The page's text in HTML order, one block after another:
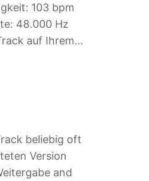
103 bpm
48.000 Hz
auf Ihrem…
beliebig oft
Version
and